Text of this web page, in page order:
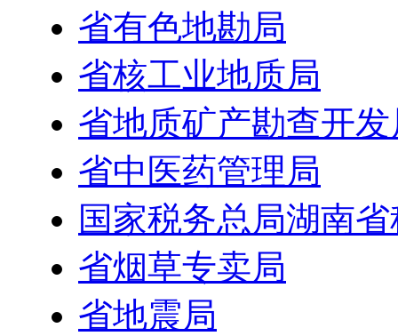
省有色地勘局
省核工业地质局
省地质矿产勘查开发
省中医药管理局
国家税务总局湖南
省烟草专卖局
省地震局